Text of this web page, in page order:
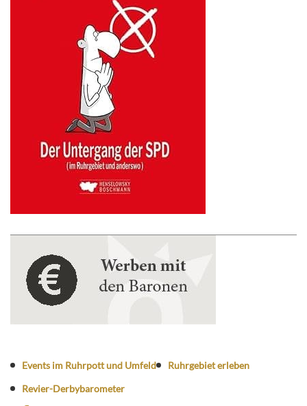
Events im Ruhrpott und Umfeld
Ruhrgebiet erleben
Revier-Derbybarometer